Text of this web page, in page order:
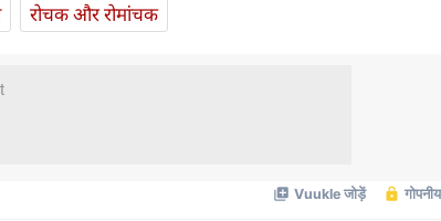
रोचक और रोमांचक